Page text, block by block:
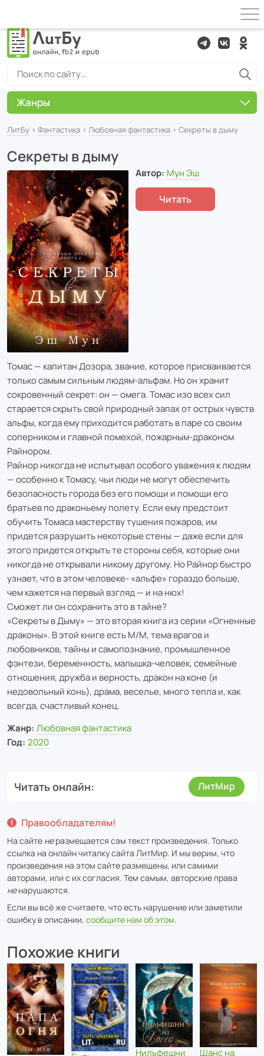
ЛитБу › Фантастика › Любовная фантастика › Секреты в дыму
Секреты в дыму
Автор: Мун Эш
Читать
Томас — капитан Дозора, звание, которое присваивается
только самым сильным людям-альфам. Но он хранит
сокровенный секрет: он — омега. Томас изо всех сил
старается скрыть свой природный запах от острых чувств
альфы, когда ему приходится работать в паре со своим
соперником и главной помехой, пожарным-драконом
Райнором.
Райнор никогда не испытывал особого уважения к людям
— особенно к Томасу, чьи люди не могут обеспечить
безопасность города без его помощи и помощи его
братьев по драконьему полету. Если ему предстоит
обучить Томаса мастерству тушения пожаров, им
придется разрушить некоторые стены — даже если для
этого придется открыть те стороны себя, которые они
никогда не открывали никому другому. Но Райнор быстро
узнает, что в этом человеке- «альфе» гораздо больше,
чем кажется на первый взгляд — и на нюх!
Сможет ли он сохранить это в тайне?
«Секреты в Дыму» — это вторая книга из серии «Огненные
драконы». В этой книге есть М/М, тема врагов и
любовников, тайны и самопознание, промышленное
фэнтези, беременность, малышка-человек, семейные
отношения, дружба и верность, дракон на коне (и
недовольный конь), драма, веселье, много тепла и, как
всегда, счастливый конец.
Жанр: Любовная фантастика
Год: 2020
Читать онлайн ЛитМир
Правообладателям!
На сайте неразмещается сам текст произведения. Только
ссылка на онлайн читалку сайта ЛитМир. И мы верим, что
произведения на этом сайте размещены, или самими
авторами, или с их согласия. Тем самым, авторские права
ненарушаются.
Если вы всё же считаете, что есть нарушение или заметили
ошибку в описании, сообщите нам об этом.
Похожие книги
Нильфешни Шанс на
Жанры